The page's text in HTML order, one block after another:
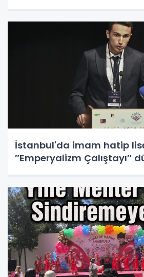
İstanbul'da imam hatip
″Emperyalizm Çalıştayı″